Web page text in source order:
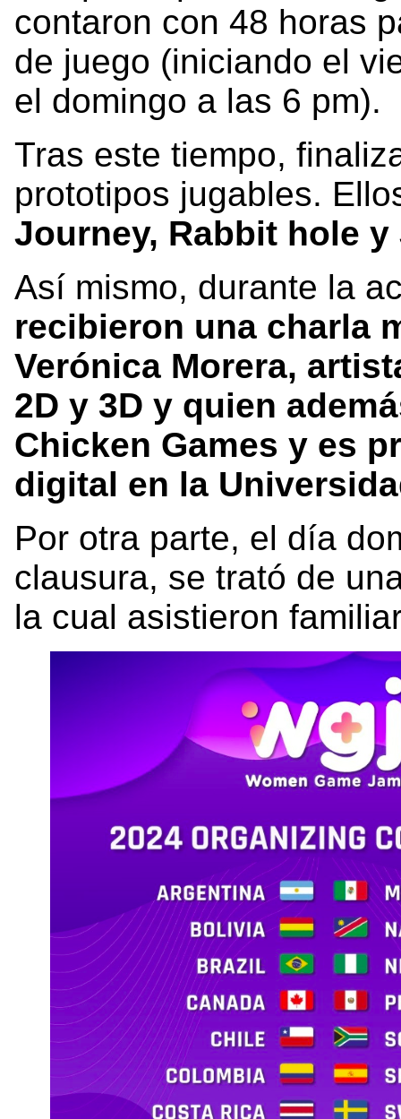
contaron con 48 horas
de juego (iniciando el
el domingo a las 6 pm).
Tras este tiempo,
prototipos jugables.
Journey, Rabbit hole y
Así mismo, durante la
recibieron una charla
Verónica Morera,
2D y 3D y quien
Chicken Games y es
digital en la
Por otra parte, el día
clausura, se trató de
la cual asistieron